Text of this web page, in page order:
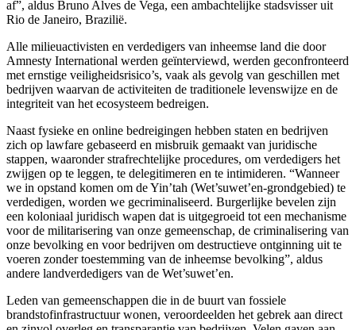
af”, aldus Bruno Alves de Vega, een ambachtelijke stadsvisser uit
Rio de Janeiro, Brazilië.
Alle milieuactivisten en verdedigers van inheemse land die door
Amnesty International werden geïnterviewd, werden geconfronteerd
met ernstige veiligheidsrisico’s, vaak als gevolg van geschillen met
bedrijven waarvan de activiteiten de traditionele levenswijze en de
integriteit van het ecosysteem bedreigen.
Naast fysieke en online bedreigingen hebben staten en bedrijven
zich op lawfare gebaseerd en misbruik gemaakt van juridische
stappen, waaronder strafrechtelijke procedures, om verdedigers het
zwijgen op te leggen, te delegitimeren en te intimideren. “Wanneer
we in opstand komen om de Yin’tah (Wet’suwet’en-grondgebied) te
verdedigen, worden we gecriminaliseerd. Burgerlijke bevelen zijn
een koloniaal juridisch wapen dat is uitgegroeid tot een mechanisme
voor de militarisering van onze gemeenschap, de criminalisering van
onze bevolking en voor bedrijven om destructieve ontginning uit te
voeren zonder toestemming van de inheemse bevolking”, aldus
andere landverdedigers van de Wet’suwet’en.
Leden van gemeenschappen die in de buurt van fossiele
brandstofinfrastructuur wonen, veroordeelden het gebrek aan direct